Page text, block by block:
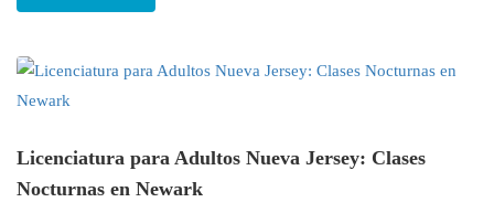
Licenciatura para Adultos Nueva Jersey: Clases
Nocturnas en Newark